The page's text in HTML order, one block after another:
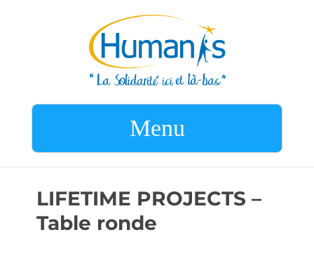
Menu
LIFETIME PROJECTS –
Table ronde